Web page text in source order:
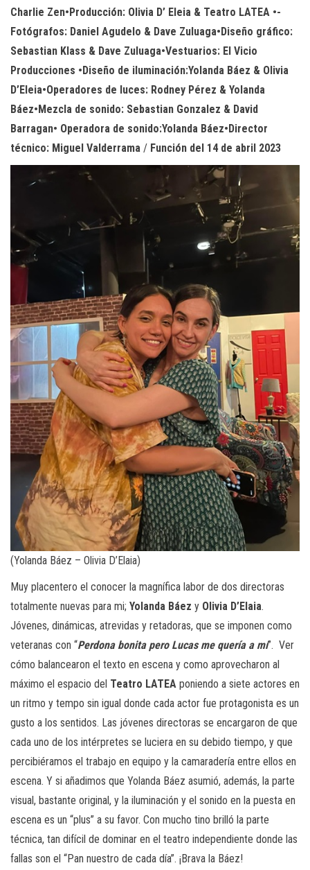
Charlie Zen•Producción: Olivia D’ Eleia & Teatro LATEA •-
Fotógrafos: Daniel Agudelo & Dave Zuluaga•Diseño gráfico:
Sebastian Klass & Dave Zuluaga•Vestuarios: El Vicio
Producciones •Diseño de iluminación:Yolanda Báez & Olivia
D’Eleia•Operadores de luces: Rodney Pérez & Yolanda
Báez•Mezcla de sonido: Sebastian Gonzalez & David
Barragan• Operadora de sonido:Yolanda Báez•Director
técnico: Miguel Valderrama / Función del 14 de abril 2023
(Yolanda Báez – Olivia D’Elaia)
Muy placentero el conocer la magnífica labor de dos directoras
totalmente nuevas para mi; Yolanda Báez y Olivia D’Elaia.
Jóvenes, dinámicas, atrevidas y retadoras, que se imponen como
veteranas con “Perdona bonita pero Lucas me quería a mí”. Ver
cómo balancearon el texto en escena y como aprovecharon al
máximo el espacio del Teatro LATEA poniendo a siete actores en
un ritmo y tempo sin igual donde cada actor fue protagonista es un
gusto a los sentidos. Las jóvenes directoras se encargaron de que
cada uno de los intérpretes se luciera en su debido tiempo, y que
percibiéramos el trabajo en equipo y la camaradería entre ellos en
escena. Y si añadimos que Yolanda Báez asumió, además, la parte
visual, bastante original, y la iluminación y el sonido en la puesta en
escena es un “plus” a su favor. Con mucho tino brilló la parte
técnica, tan difícil de dominar en el teatro independiente donde las
fallas son el “Pan nuestro de cada día”. ¡Brava la Báez!